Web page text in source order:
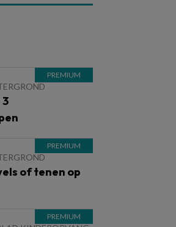
of tenen op